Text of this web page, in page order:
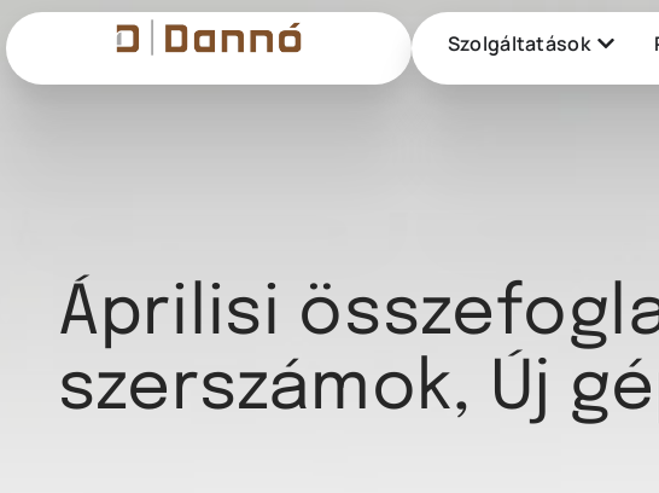
Szolgáltatások
Áprilisi
szerszámok, Új